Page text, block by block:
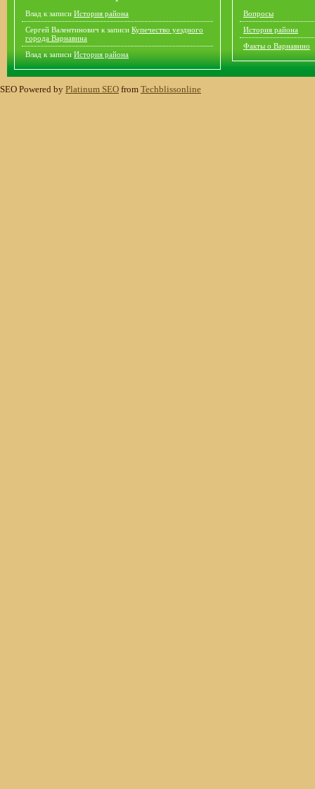
Влад к записи История района
Сергей Валентинович к записи Купечество уездного
города Варнавина
Влад к записи История района
Вопросы
История района
Факты о Варнавино
SEO Powered by Platinum SEO from Techblissonline